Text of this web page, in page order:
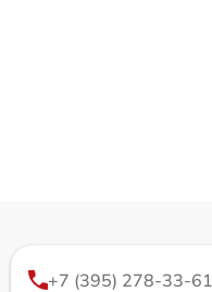
+7 (395) 278-33-61